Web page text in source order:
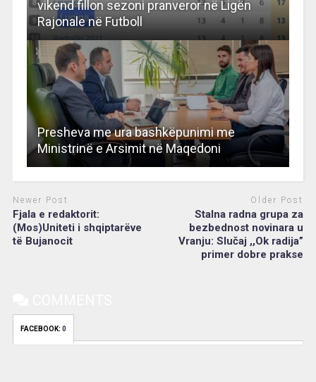
vikend fillon sezoni pranveror në Ligën
Rajonale në Futboll
Presheva me ura bashkëpunimi me
Ministrinë e Arsimit në Maqedoni
Newer Post
Fjala e redaktorit:
(Mos)Uniteti i shqiptarëve
të Bujanocit
Older Post
Stalna radna grupa za
bezbednost novinara u
Vranju: Slučaj ,,Ok radija”
primer dobre prakse
FACEBOOK: 0